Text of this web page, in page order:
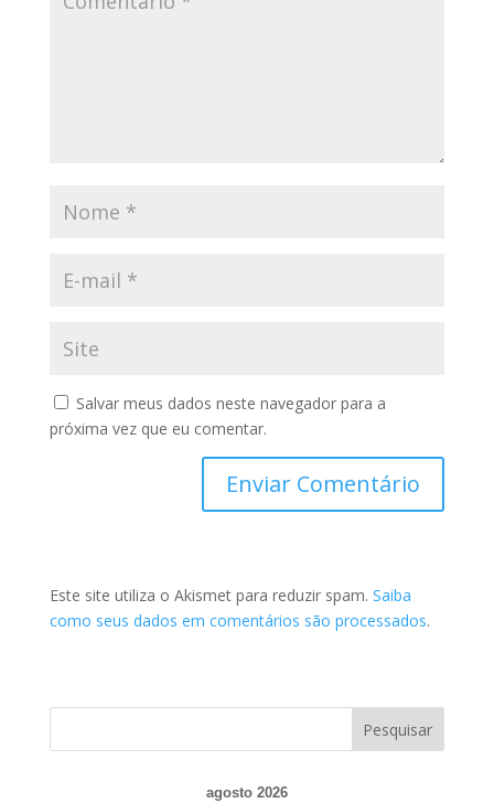
Salvar meus dados neste navegador para a
próxima vez que eu comentar.
Este site utiliza o Akismet para reduzir spam. Saiba
como seus dados em comentários são processados.
agosto 2026